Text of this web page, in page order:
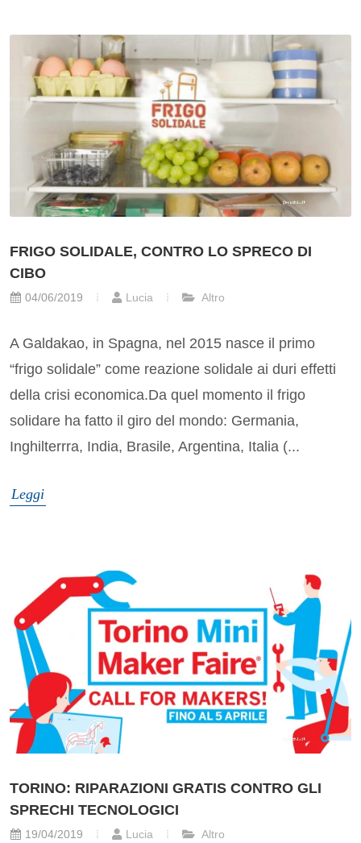
FRIGO SOLIDALE, CONTRO LO SPRECO DI
CIBO
04/06/2019 Lucia Altro
A Galdakao, in Spagna, nel 2015 nasce il primo
“frigo solidale” come reazione solidale ai duri effetti
della crisi economica.Da quel momento il frigo
solidare ha fatto il giro del mondo: Germania,
Inghilterrra, India, Brasile, Argentina, Italia (...
Leggi
TORINO: RIPARAZIONI GRATIS CONTRO GLI
SPRECHI TECNOLOGICI
19/04/2019 Lucia Altro